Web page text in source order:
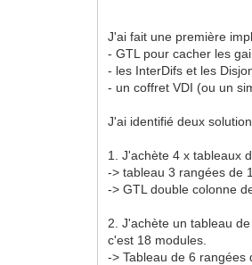
J'ai fait une première
- GTL pour cacher les
- les InterDifs et les
- un coffret VDI (ou un
J'ai identifié deux
1. J'achète 4 x tableaux
-> tableau 3 rangées de
-> GTL double colonne
2. J'achète un tableau
c'est 18 modules.
-> Tableau de 6 rangées